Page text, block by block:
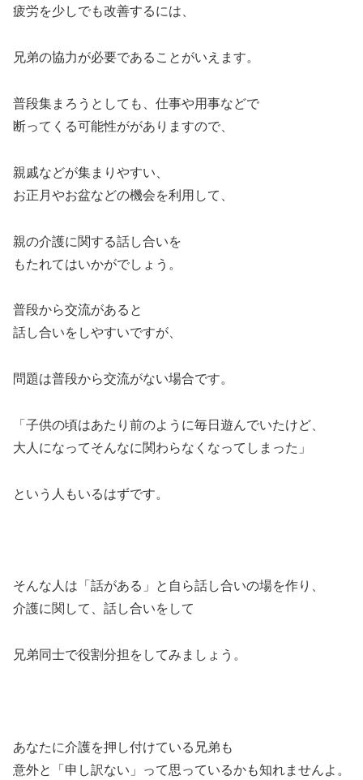
疲労を少しでも改善するには、
兄弟の協力が必要であることがいえます。
普段集まろうとしても、仕事や用事などで
断ってくる可能性ががありますので、
親戚などが集まりやすい、
お正月やお盆などの機会を利用して、
親の介護に関する話し合いを
もたれてはいかがでしょう。
普段から交流があると
話し合いをしやすいですが、
問題は普段から交流がない場合です。
「子供の頃はあたり前のように毎日遊んでいたけど、
大人になってそんなに関わらなくなってしまった」
という人もいるはずです。
そんな人は「話がある」と自ら話し合いの場を作り、
介護に関して、話し合いをして
兄弟同士で役割分担をしてみましょう。
あなたに介護を押し付けている兄弟も
意外と「申し訳ない」って思っているかも知れませんよ。